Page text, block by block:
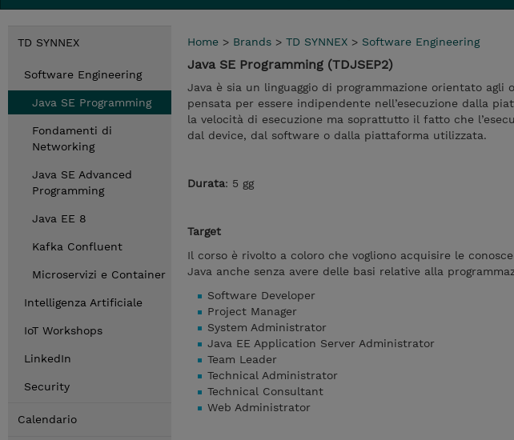
TD SYNNEX
Software Engineering
Java SE Programming
Fondamenti di
Networking
Java SE Advanced
Programming
Java EE 8
Kafka Confluent
Microservizi e Container
Intelligenza Artificiale
IoT Workshops
LinkedIn
Security
Calendario
Home > Brands > TD SYNNEX > Software Engineering
Java SE Programming (TDJSEP2)
Java è sia un linguaggio di programmazione orientato
pensata per essere indipendente nell’esecuzione dalla
la velocità di esecuzione ma soprattutto il fatto che
dal device, dal software o dalla piattaforma utilizzata.
Durata: 5 gg
Target
Il corso è rivolto a coloro che vogliono acquisire le
Java anche senza avere delle basi relative alla
Software Developer
Project Manager
System Administrator
Java EE Application Server Administrator
Team Leader
Technical Administrator
Technical Consultant
Web Administrator